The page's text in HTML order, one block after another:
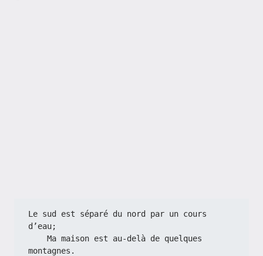
Le sud est séparé du nord par un cours
d’eau;
montagnes.